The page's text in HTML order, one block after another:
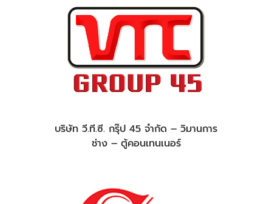
บริษัท วี.ที.ซี. กรุ๊ป 45 จำกัด – วิมานการ
ช่าง – ตู้คอนเทนเนอร์